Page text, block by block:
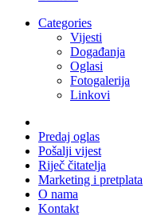
Categories
Vijesti
Događanja
Oglasi
Fotogalerija
Linkovi
Predaj oglas
Pošalji vijest
Riječ čitatelja
Marketing i pretplata
O nama
Kontakt